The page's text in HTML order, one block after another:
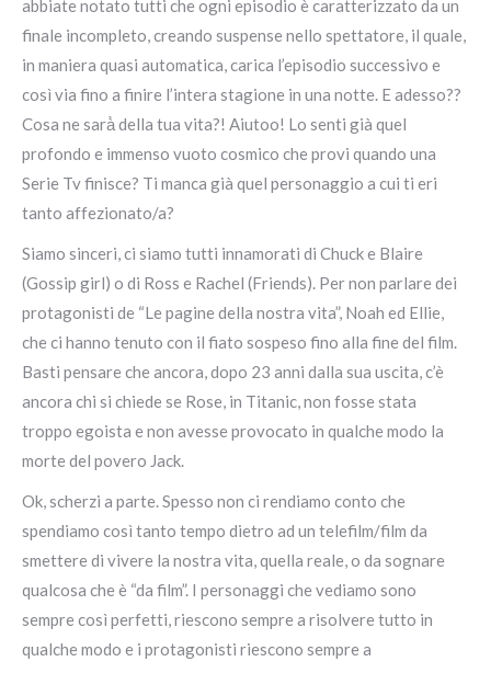
abbiate notato tutti che ogni episodio è caratterizzato da un
finale incompleto, creando suspense nello spettatore, il quale,
in maniera quasi automatica, carica l’episodio successivo e
così via fino a finire l’intera stagione in una notte. E adesso??
Cosa ne sarà̀ della tua vita?! Aiutoo! Lo senti già quel
profondo e immenso vuoto cosmico che provi quando una
Serie Tv finisce? Ti manca già quel personaggio a cui ti eri
tanto affezionato/a?
Siamo sinceri, ci siamo tutti innamorati di Chuck e Blaire
(Gossip girl) o di Ross e Rachel (Friends). Per non parlare dei
protagonisti de “Le pagine della nostra vita”, Noah ed Ellie,
che ci hanno tenuto con il fiato sospeso fino alla fine del film.
Basti pensare che ancora, dopo 23 anni dalla sua uscita, c’è
ancora chi si chiede se Rose, in Titanic, non fosse stata
troppo egoista e non avesse provocato in qualche modo la
morte del povero Jack.
Ok, scherzi a parte. Spesso non ci rendiamo conto che
spendiamo così tanto tempo dietro ad un telefilm/film da
smettere di vivere la nostra vita, quella reale, o da sognare
qualcosa che è “da film”. I personaggi che vediamo sono
sempre così perfetti, riescono sempre a risolvere tutto in
qualche modo e i protagonisti riescono sempre a